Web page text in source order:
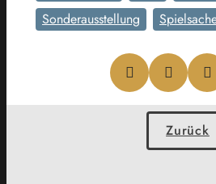
Sonderausstellung
Zurück